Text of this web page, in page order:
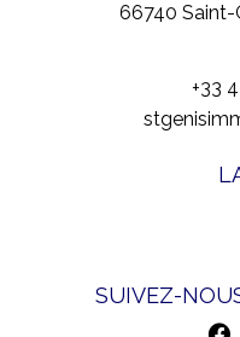
66740 Saint-
+33
SUIVEZ-